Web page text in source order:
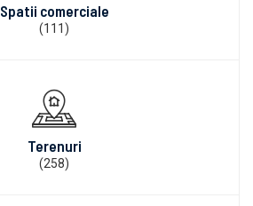
Spatii comerciale
(111)
Terenuri
(258)